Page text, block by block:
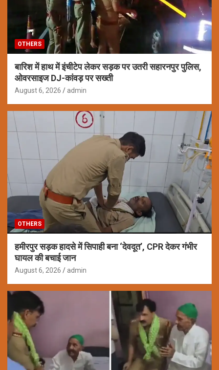
OTHERS
बारिश में हाथ में इंचीटेप लेकर सड़क पर उतरी सहारनपुर पुलिस,
ओवरसाइज DJ-कांवड़ पर सख्ती
August 6, 2026 admin
OTHERS
हमीरपुर सड़क हादसे में सिपाही बना ‘देवदूत’, CPR देकर गंभीर
घायल की बचाई जान
August 6, 2026 admin